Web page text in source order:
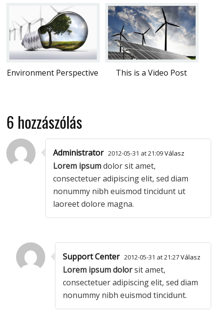
Environment Perspective This is a Video Post
6 hozzászólás
Administrator 2012-05-31 at 21:09Válasz
Lorem ipsumdolor sit amet,
consectetuer adipiscing elit, sed diam
nonummy nibh euismod tincidunt ut
laoreet dolore magna.
Support Center 2012-05-31 at 21:27Válasz
Lorem ipsum dolorsit amet,
consectetuer adipiscing elit, sed diam
nonummy nibh euismod tincidunt.